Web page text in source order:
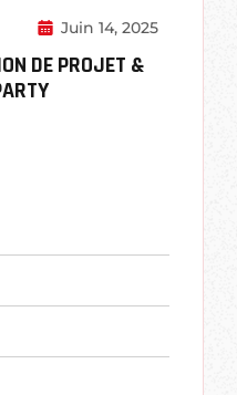
Juin 14, 2025
DE PROJET &